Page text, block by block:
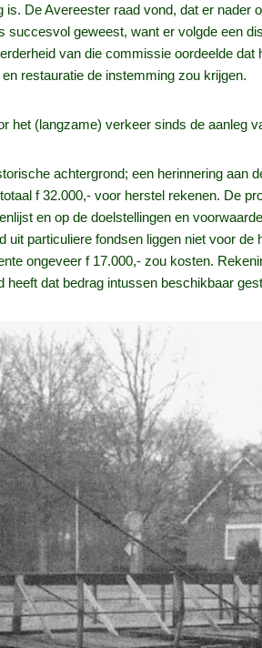
De Avereester raad vond, dat er
geweest, want er volgde een
van die commissie oordeelde
restauratie de instemming zou krijgen.
(langzame) verkeer sinds de aanleg
achtergrond; een herinnering aan
f 32.000,- voor herstel rekenen. De
en op de doelstellingen en
particuliere fondsen liggen niet voor
ongeveer f 17.000,- zou kosten.
dat bedrag intussen beschikbaar